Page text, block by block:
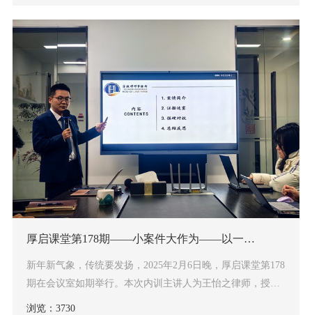
厚启课堂第178期——小案件大作为——以一起盗窃案为例
新年新气象，传统要发扬，2025年2月6日晚，厚启课堂第178
期在会议室如期举行。本次内训主讲人为王怡之律师，授课
主题为《小案件大作为——以一起盗窃案为例》，于占达律
浏览：3730